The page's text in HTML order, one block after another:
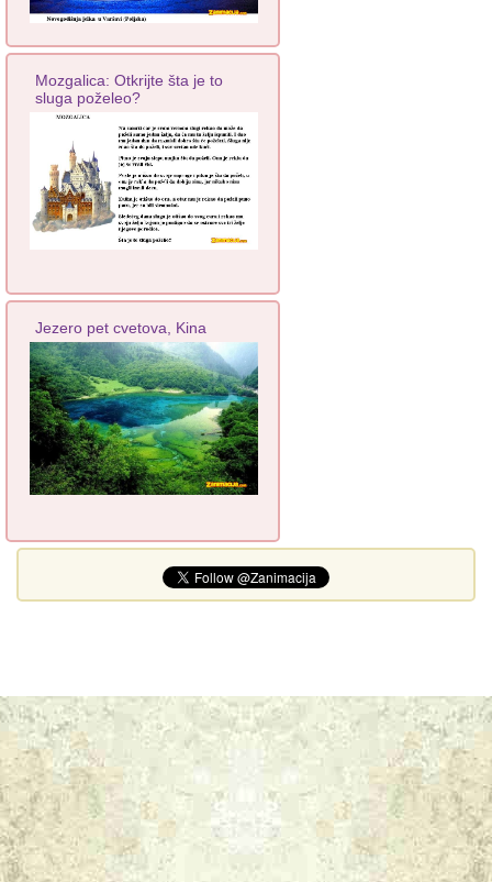
Mozgalica: Otkrijte šta je to
sluga poželeo?
Jezero pet cvetova, Kina